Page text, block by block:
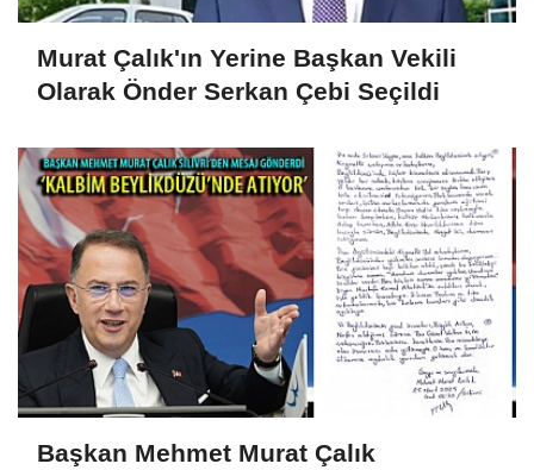
Murat Çalık'ın Yerine Başkan Vekili
Olarak Önder Serkan Çebi Seçildi
Başkan Mehmet Murat Çalık